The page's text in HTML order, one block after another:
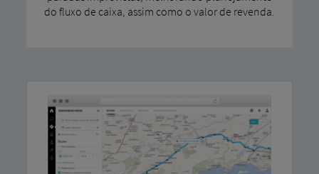
do fluxo de caixa, assim como o valor de revenda.